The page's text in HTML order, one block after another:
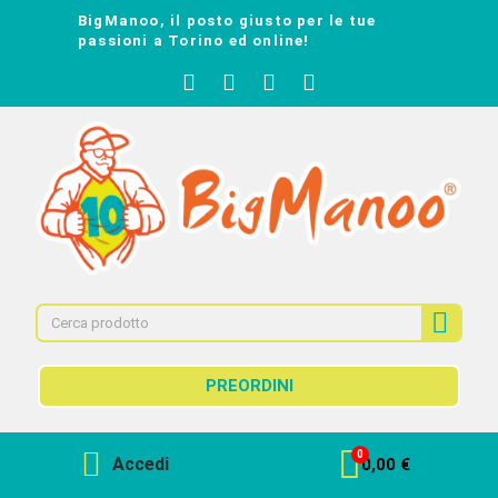
BigManoo, il posto giusto per le tue
passioni a Torino ed online!
PREORDINI
Accedi 0,00 €